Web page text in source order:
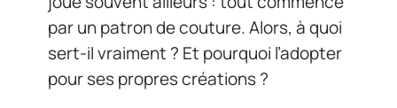
par un patron de couture. Alors, à quoi
sert-il vraiment ? Et pourquoi l’adopter
pour ses propres créations ?